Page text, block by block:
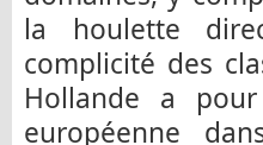
la houlette
complicité des
Hollande a
européenne